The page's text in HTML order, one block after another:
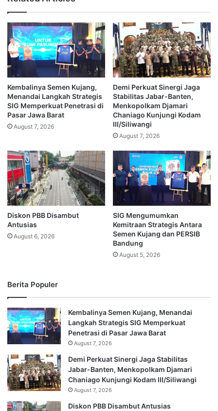
Kembalinya Semen Kujang,
Menandai Langkah Strategis
SIG Memperkuat Penetrasi di
Pasar Jawa Barat
August 7, 2026
Demi Perkuat Sinergi Jaga
Stabilitas Jabar-Banten,
Menkopolkam Djamari
Chaniago Kunjungi Kodam
III/Siliwangi
August 7, 2026
Diskon PBB Disambut
Antusias
August 6, 2026
SIG Mengumumkan
Kemitraan Strategis Antara
Semen Kujang dan PERSIB
Bandung
August 5, 2026
Berita Populer
Kembalinya Semen Kujang, Menandai
Langkah Strategis SIG Memperkuat
Penetrasi di Pasar Jawa Barat
August 7, 2026
Demi Perkuat Sinergi Jaga Stabilitas
Jabar-Banten, Menkopolkam Djamari
Chaniago Kunjungi Kodam III/Siliwangi
August 7, 2026
Diskon PBB Disambut Antusias